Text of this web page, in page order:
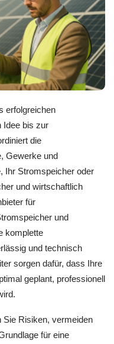
erfolgreichen
Idee bis zur
die
Gewerke und
Ihr Stromspeicher oder
und wirtschaftlich
für
und
komplette
und technisch
sorgen dafür, dass Ihre
geplant, professionell
Sie Risiken, vermeiden
für eine